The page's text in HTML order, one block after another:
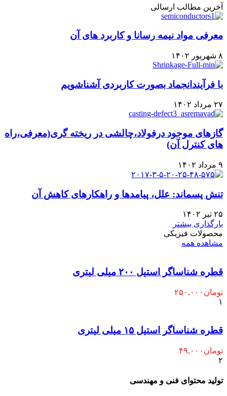
آخرین مطالب ارسالی
معرفی مواد نیمه رسانا و کاربرد های آن
۸ شهریور ۱۴۰۲
با فرآیندانجماد بصورت کاربردی آشناشویم
۲۷ مرداد ۱۴۰۲
گازهای موجود درفولاد،چالشی در ریخته گری(معرفی،راه
های کنترل آن)
۹ مرداد ۱۴۰۲
تنش پسماند: علل، پیامدها و راهکارهای کاهش آن
۲۵ تیر ۱۴۰۲
بارگذاری بیشتر
محصولات فیزیکی
مشاهده همه
قطره شناساگر استیل ۲۰۰ میلی لیتری
تومان ۲۵۰,۰۰۰
۱
قطره شناساگر استیل ۱۵ میلی لیتری
تومان ۴۹,۰۰۰
۲
تولید محتوای فنی و مهندسی